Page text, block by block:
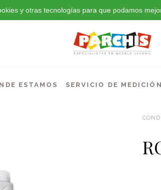
y otras tecnologías para que podamos
ESTAMOS SERVICIO DE MEDICIÓN